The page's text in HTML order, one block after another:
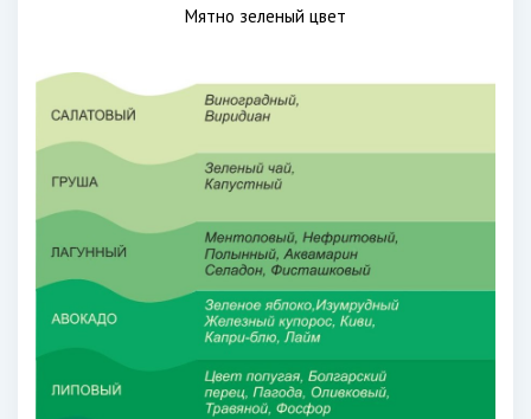
Мятно зеленый цвет